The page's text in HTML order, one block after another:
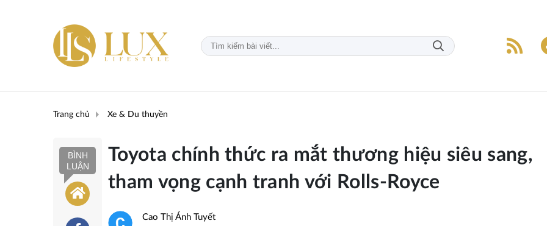
Trang chủ Xe & Du thuyền
BÌNH
LUẬN
Toyota chính thức ra mắt thương hiệu siêu sang,
tham vọng cạnh tranh với Rolls-Royce
Cao Thị Ánh Tuyết